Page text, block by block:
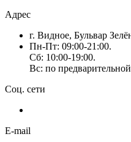
Адрес
г. Видное, Бульвар
Пн-Пт: 09:00-21:00.
Сб: 10:00-19:00.
Вс: по
Соц. сети
E-mail